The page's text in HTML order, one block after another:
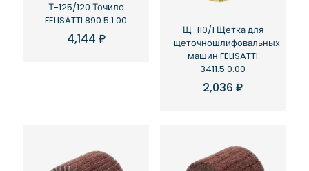
Т-125/120 Точило
FELISATTI 890.5.1.00
4,144 ₽
Щ-110/1 Щетка для
щеточношлифовальных
машин FELISATTI
3411.5.0.00
2,036₽